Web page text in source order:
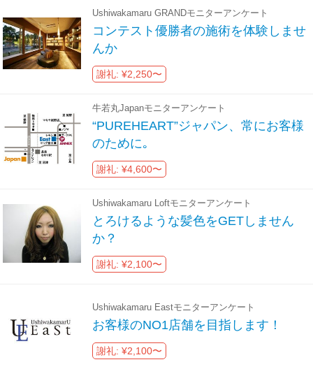
Ushiwakamaru GRANDモニターアンケート
コンテスト優勝者の施術を体験しませ
んか
謝礼: ¥2,250〜
牛若丸Japanモニターアンケート
“PUREHEART”ジャパン、常にお客様
のために｡
謝礼: ¥4,600〜
Ushiwakamaru Loftモニターアンケート
とろけるような髪色をGETしません
か？
謝礼: ¥2,100〜
Ushiwakamaru Eastモニターアンケート
お客様のNO1店舗を目指します！
謝礼: ¥2,100〜